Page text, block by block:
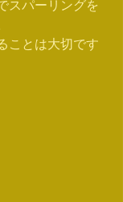
スパーリングを
ことは大切です